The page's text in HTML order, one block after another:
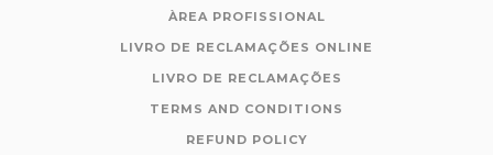
ÀREA PROFISSIONAL
LIVRO DE RECLAMAÇÕES ONLINE
LIVRO DE RECLAMAÇÕES
TERMS AND CONDITIONS
REFUND POLICY